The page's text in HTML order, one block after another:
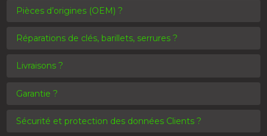
Pièces d’origines (OEM) ?
Réparations de clés, barillets, serrures ?
Livraisons ?
Garantie ?
Sécurité et protection des données Clients ?